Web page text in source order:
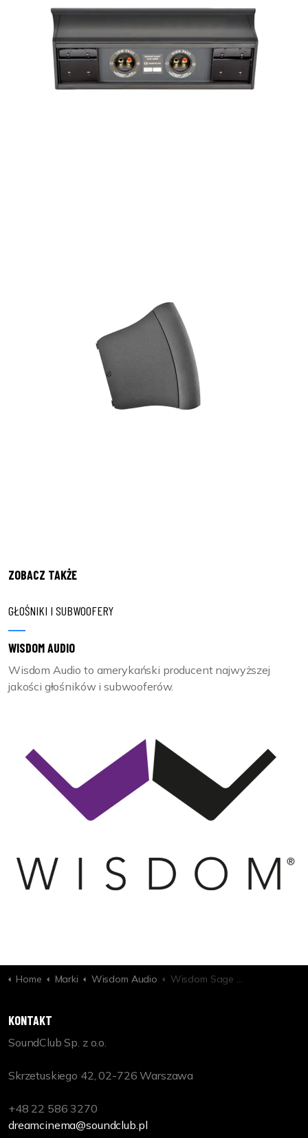
ZOBACZ TAKŻE
GŁOŚNIKI I SUBWOOFERY
WISDOM AUDIO
Wisdom Audio to amerykański producent najwyższej
jakości głośników i subwooferów.
Home Marki Wisdom Audio Wisdom Sage Series C20m
KONTAKT
SoundClub Sp. z o.o.
Skrzetuskiego 42, 02-726 Warszawa
+48 22 586 3270
dreamcinema@soundclub.pl